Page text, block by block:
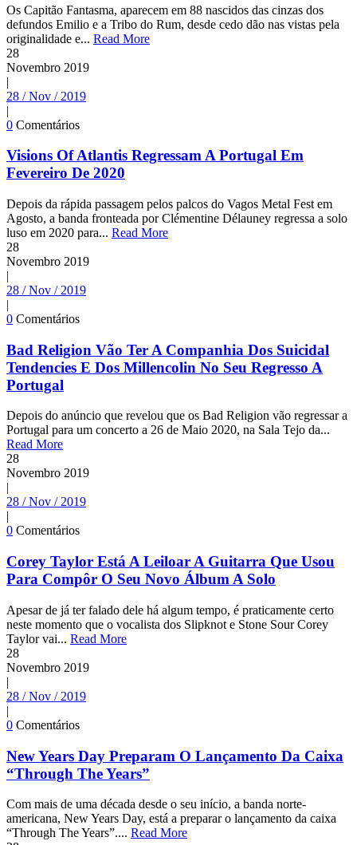
Os Capitão Fantasma, aparecem em 88 nascidos das cinzas dos
defundos Emilio e a Tribo do Rum, desde cedo dão nas vistas pela
originalidade e... Read More
28
Novembro 2019
|
28 / Nov / 2019
|
0 Comentários
Visions Of Atlantis Regressam A Portugal Em
Fevereiro De 2020
Depois da rápida passagem pelos palcos do Vagos Metal Fest em
Agosto, a banda fronteada por Clémentine Délauney regressa a solo
luso em 2020 para... Read More
28
Novembro 2019
|
28 / Nov / 2019
|
0 Comentários
Bad Religion Vão Ter A Companhia Dos Suicidal
Tendencies E Dos Millencolin No Seu Regresso A
Portugal
Depois do anúncio que revelou que os Bad Religion vão regressar a
Portugal para um concerto a 26 de Maio 2020, na Sala Tejo da...
Read More
28
Novembro 2019
|
28 / Nov / 2019
|
0 Comentários
Corey Taylor Está A Leiloar A Guitarra Que Usou
Para Compôr O Seu Novo Álbum A Solo
Apesar de já ter falado dele há algum tempo, é praticamente certo
neste momento que o vocalista dos Slipknot e Stone Sour Corey
Taylor vai... Read More
28
Novembro 2019
|
28 / Nov / 2019
|
0 Comentários
New Years Day Preparam O Lançamento Da Caixa
“Through The Years”
Com mais de uma década desde o seu início, a banda norte-
americana, New Years Day, está a preparar o lançamento da caixa
“Through The Years”.... Read More